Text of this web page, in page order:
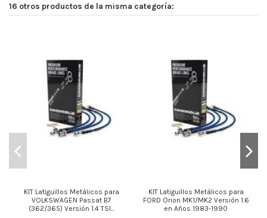
16 otros productos de la misma categoría:
KIT Latiguillos Metálicos para
VOLKSWAGEN Passat B7
(362/365) Versión 1.4 TSI...
KIT Latiguillos Metálicos para
FORD Orion MK1/MK2 Versión 1.6
en Años 1983-1990